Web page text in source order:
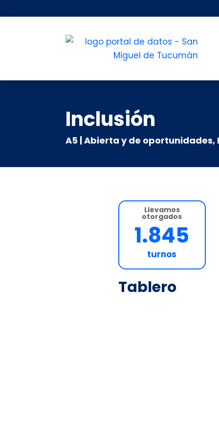
Inclusión
A5 | Abierta y de oportunidades,
Llevamos
otorgados
1.845
turnos
Tablero